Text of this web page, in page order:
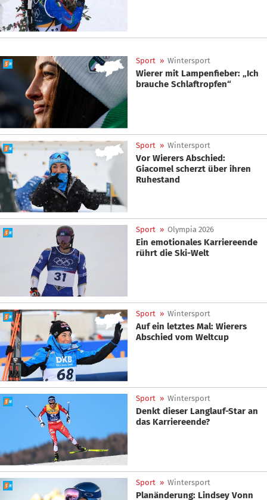
Sport » Wintersport
Wierer mit Lampenfieber: „Ich
brauche Schlaftropfen“
Sport » Wintersport
Vor Wierers Abschied:
Giacomel scherzt über ihren
Ruhestand
Sport » Olympia 2026
Ein emotionales Karriereende
rührt die Ski-Welt
Sport » Wintersport
Auf ein letztes Mal: Wierers
Abschied vom Weltcup
Sport » Wintersport
Denkt dieser Langlauf-Star an
das Karriereende?
Sport » Wintersport
Planänderung: Lindsey Vonn